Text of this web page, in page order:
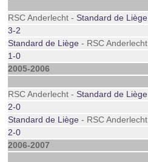
RSC Anderlecht -Standard de Liège
3-2
Standard de Liège - RSC Anderlecht
1-0
2005-2006
RSC Anderlecht -Standard de Liège
2-0
Standard de Liège - RSC Anderlecht
2-0
2006-2007